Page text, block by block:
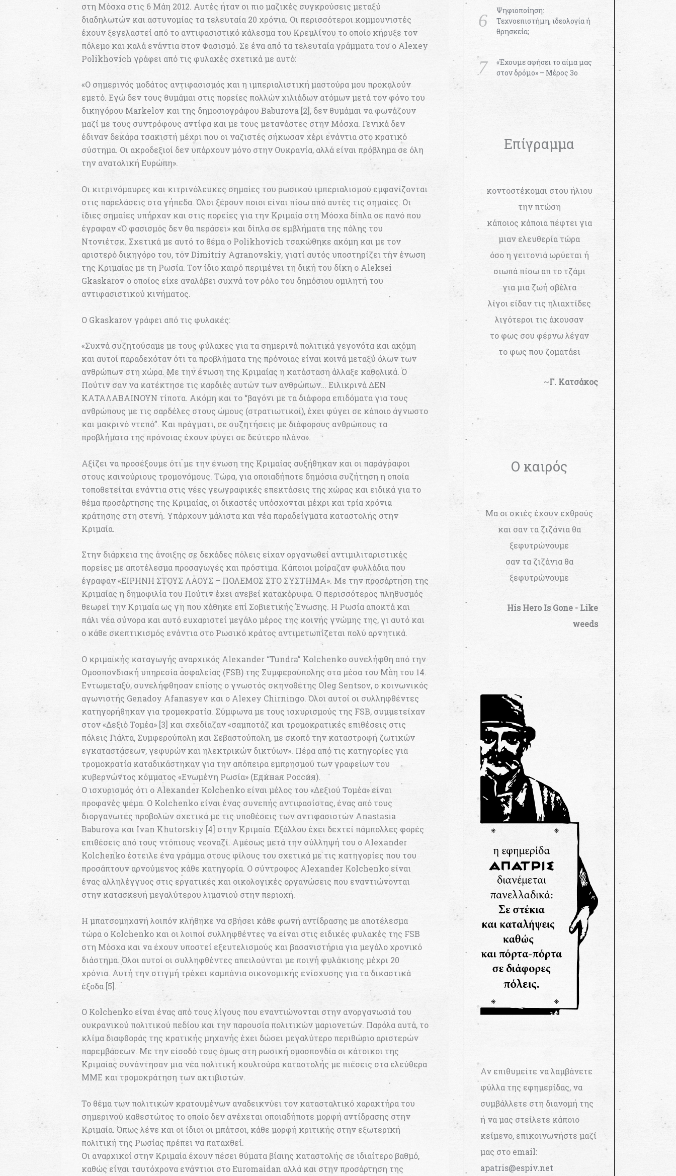
στη Μόσχα στις 6 Μάη 2012. Αυτές ήταν οι πιο μαζικές συγκρούσεις μεταξύ
διαδηλωτών και αστυνομίας τα τελευταία 20 χρόνια. Οι περισσότεροι κομμουνιστές
έχουν ξεγελαστεί από το αντιφασιστικό κάλεσμα του Κρεμλίνου το οποίο κήρυξε τον
πόλεμο και καλά ενάντια στον Φασισμό. Σε ένα από τα τελευταία γράμματα του ο Alexey
Polikhovich γράφει από τις φυλακές σχετικά με αυτό:
«Ο σημερινός μοδάτος αντιφασισμός και η ιμπεριαλιστική μαστούρα μου προκαλούν
εμετό. Εγώ δεν τους θυμάμαι στις πορείες πολλών χιλιάδων ατόμων μετά τον φόνο του
δικηγόρου Markelov και της δημοσιογράφου Baburova [2], δεν θυμάμαι να φωνάζουν
μαζί με τους συντρόφους αντίφα και με τους μετανάστες στην Μόσχα. Γενικά δεν
έδιναν δεκάρα τσακιστή μέχρι που οι ναζιστές σήκωσαν χέρι ενάντια στο κρατικό
σύστημα. Οι ακροδεξιοί δεν υπάρχουν μόνο στην Ουκρανία, αλλά είναι πρόβλημα σε όλη
την ανατολική Ευρώπη».
Οι κιτρινόμαυρες και κιτρινόλευκες σημαίες του ρωσικού ιμπεριαλισμού εμφανίζονται
στις παρελάσεις στα γήπεδα. Όλοι ξέρουν ποιοι είναι πίσω από αυτές τις σημαίες. Οι
ίδιες σημαίες υπήρχαν και στις πορείες για την Κριμαία στη Μόσχα δίπλα σε πανό που
έγραφαν «Ό φασισμός δεν θα περάσει» και δίπλα σε εμβλήματα της πόλης του
Ντονιέτσκ. Σχετικά με αυτό το θέμα ο Polikhovich τσακώθηκε ακόμη και με τον
αριστερό δικηγόρο του, τον Dimitriy Agranovskiy, γιατί αυτός υποστηρίζει την ένωση
της Κριμαίας με τη Ρωσία. Τον ίδιο καιρό περιμένει τη δική του δίκη ο Aleksei
Gkaskarov ο οποίος είχε αναλάβει συχνά τον ρόλο του δημόσιου ομιλητή του
αντιφασιστικού κινήματος.
Ο Gkaskarov γράφει από τις φυλακές:
«Συχνά συζητούσαμε με τους φύλακες για τα σημερινά πολιτικά γεγονότα και ακόμη
και αυτοί παραδεχόταν ότι τα προβλήματα της πρόνοιας είναι κοινά μεταξύ όλων των
ανθρώπων στη χώρα. Με την ένωση της Κριμαίας η κατάσταση άλλαξε καθολικά. Ο
Πούτιν σαν να κατέκτησε τις καρδιές αυτών των ανθρώπων… Ειλικρινά ΔΕΝ
ΚΑΤΑΛΑΒΑΙΝΟΥΝ τίποτα. Ακόμη και το “βαγόνι με τα διάφορα επιδόματα για τους
ανθρώπους με τις σαρδέλες στους ώμους (στρατιωτικοί), έχει φύγει σε κάποιο άγνωστο
και μακρινό ντεπό”. Και πράγματι, σε συζητήσεις με διάφορους ανθρώπους τα
προβλήματα της πρόνοιας έχουν φύγει σε δεύτερο πλάνο».
Αξίζει να προσέξουμε ότι με την ένωση της Κριμαίας αυξήθηκαν και οι παράγραφοι
στους καινούριους τρομονόμους. Τώρα, για οποιαδήποτε δημόσια συζήτηση η οποία
τοποθετείται ενάντια στις νέες γεωγραφικές επεκτάσεις της χώρας και ειδικά για το
θέμα προσάρτησης της Κριμαίας, οι δικαστές υπόσχονται μέχρι και τρία χρόνια
κράτησης στη στενή. Υπάρχουν μάλιστα και νέα παραδείγματα καταστολής στην
Κριμαία.
Στην διάρκεια της άνοιξης σε δεκάδες πόλεις είχαν οργανωθεί αντιμιλιταριστικές
πορείες με αποτέλεσμα προσαγωγές και πρόστιμα. Κάποιοι μοίραζαν φυλλάδια που
έγραφαν «ΕΙΡΗΝΗ ΣΤΟΥΣ ΛΑΟΥΣ – ΠΟΛΕΜΟΣ ΣΤΟ ΣΥΣΤΗΜΑ». Με την προσάρτηση της
Κριμαίας η δημοφιλία του Πούτιν έχει ανεβεί κατακόρυφα. Ο περισσότερος πληθυσμός
θεωρεί την Κριμαία ως γη που χάθηκε επί Σοβιετικής Ένωσης. Η Ρωσία αποκτά και
πάλι νέα σύνορα και αυτό ευχαριστεί μεγάλο μέρος της κοινής γνώμης της, γι αυτό και
ο κάθε σκεπτικισμός ενάντια στο Ρωσικό κράτος αντιμετωπίζεται πολύ αρνητικά.
Ο κριμαϊκής καταγωγής αναρχικός Alexander “Tundra” Kolchenko συνελήφθη από την
Ομοσπονδιακή υπηρεσία ασφαλείας (FSB) της Συμφερούπολης στα μέσα του Μάη του 14.
Εντωμεταξύ, συνελήφθησαν επίσης ο γνωστός σκηνοθέτης Oleg Sentsov, ο κοινωνικός
αγωνιστής Genadoy Afanasyev και ο Alexey Chirningo. Όλοι αυτοί οι συλληφθέντες
κατηγορήθηκαν για τρομοκρατία. Σύμφωνα με τους ισχυρισμούς της FSB, συμμετείχαν
στον «Δεξιό Τομέα» [3] και σχεδίαζαν «σαμποτάζ και τρομοκρατικές επιθέσεις στις
πόλεις Γιάλτα, Συμφερούπολη και Σεβαστούπολη, με σκοπό την καταστροφή ζωτικών
εγκαταστάσεων, γεφυρών και ηλεκτρικών δικτύων». Πέρα από τις κατηγορίες για
τρομοκρατία καταδικάστηκαν για την απόπειρα εμπρησμού των γραφείων του
κυβερνώντος κόμματος «Ενωμένη Ρωσία» (Еди́ная Росси́я).
Ο ισχυρισμός ότι ο Alexander Kolchenko είναι μέλος του «Δεξιού Τομέα» είναι
προφανές ψέμα. Ο Kolchenko είναι ένας συνεπής αντιφασίστας, ένας από τους
διοργανωτές προβολών σχετικά με τις υποθέσεις των αντιφασιστών Anastasia
Baburova και Ivan Khutorskiy [4] στην Κριμαία. Εξάλλου έχει δεχτεί πάμπολλες φορές
επιθέσεις από τους ντόπιους νεοναζί. Αμέσως μετά την σύλληψή του ο Alexander
Kolchenko έστειλε ένα γράμμα στους φίλους του σχετικά με τις κατηγορίες που του
προσάπτουν αρνούμενος κάθε κατηγορία. Ο σύντροφος Alexander Kolchenko είναι
ένας αλληλέγγυος στις εργατικές και οικολογικές οργανώσεις που εναντιώνονται
στην κατασκευή μεγαλύτερου λιμανιού στην περιοχή.
Η μπατσομηχανή λοιπόν κλήθηκε να σβήσει κάθε φωνή αντίδρασης με αποτέλεσμα
τώρα ο Kolchenko και οι λοιποί συλληφθέντες να είναι στις ειδικές φυλακές της FSB
στη Μόσχα και να έχουν υποστεί εξευτελισμούς και βασανιστήρια για μεγάλο χρονικό
διάστημα. Όλοι αυτοί οι συλληφθέντες απειλούνται με ποινή φυλάκισης μέχρι 20
χρόνια. Αυτή την στιγμή τρέχει καμπάνια οικονομικής ενίσχυσης για τα δικαστικά
έξοδα [5].
Ο Kolchenko είναι ένας από τους λίγους που εναντιώνονται στην ανοργανωσιά του
ουκρανικού πολιτικού πεδίου και την παρουσία πολιτικών μαριονετών. Παρόλα αυτά, το
κλίμα διαφθοράς της κρατικής μηχανής έχει δώσει μεγαλύτερo περιθώριο αριστερών
παρεμβάσεων. Με την είσοδό τους όμως στη ρωσική ομοσπονδία οι κάτοικοι της
Κριμαίας συνάντησαν μια νέα πολιτική κουλτούρα καταστολής με πιέσεις στα ελεύθερα
ΜΜΕ και τρομοκράτηση των ακτιβιστών.
Το θέμα των πολιτικών κρατουμένων αναδεικνύει τον κατασταλτικό χαρακτήρα του
σημερινού καθεστώτος το οποίο δεν ανέχεται οποιαδήποτε μορφή αντίδρασης στην
Κριμαία. Όπως λένε και οι ίδιοι οι μπάτσοι, κάθε μορφή κριτικής στην εξωτερική
πολιτική της Ρωσίας πρέπει να παταχθεί.
Οι αναρχικοί στην Κριμαία έχουν πέσει θύματα βίαιης καταστολής σε ιδιαίτερο βαθμό,
καθώς είναι ταυτόχρονα ενάντιοι στο Euromaidan αλλά και στην προσάρτηση της
Ψηφιοποίηση:
Τεχνοεπιστήμη, ιδεολογία ή
θρησκεία;
«Έχουμε αφήσει το αίμα μας
στον δρόμο» – Μέρος 3ο
Επίγραμμα
κοντοστέκομαι στου ήλιου
την πτώση
κάποιος κάποια πέφτει για
μιαν ελευθερία τώρα
όσο η γειτονιά ωρύεται ή
σιωπά πίσω απ το τζάμι
για μια ζωή σβέλτα
λίγοι είδαν τις ηλιαχτίδες
λιγότεροι τις άκουσαν
το φως σου φέρνω λέγαν
το φως που ζοματάει
~Γ. Κατσάκος
Ο καιρός
Μα οι σκιές έχουν εχθρούς
και σαν τα ζιζάνια θα
ξεφυτρώνουμε
σαν τα ζιζάνια θα
ξεφυτρώνουμε
His Hero Is Gone - Like
weeds
Αν επιθυμείτε να λαμβάνετε
φύλλα της εφημερίδας, να
συμβάλλετε στη διανομή της
ή να μας στείλετε κάποιο
κείμενο, επικοινωνήστε μαζί
μας στο email:
apatris@espiv.net